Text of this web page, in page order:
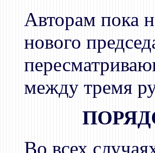
Авторам пока
нового
между тремя
Во всех